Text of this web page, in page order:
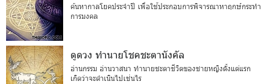
ค้นหากาลโยคประจำปี เพื่อใช้ประกอบการพิจารณาหาฤกษ์กระทำ
การมงคล
ดูดวง ทำนายโชคชะตานังคัล
อ่านกรรม อ่านวาสนา ทำนายชะตาชีวิตของชายหญิงตั้งแต่แรก
เกิดว่าจะดำเนินไปเช่นไร